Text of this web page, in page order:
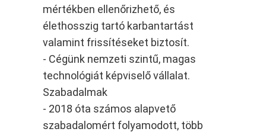
mértékben ellenőrizhető, és
élethosszig tartó karbantartást
valamint frissítéseket biztosít.
- Cégünk nemzeti szintű, magas
technológiát képviselő vállalat.
Szabadalmak
- 2018 óta számos alapvető
szabadalomért folyamodott, több